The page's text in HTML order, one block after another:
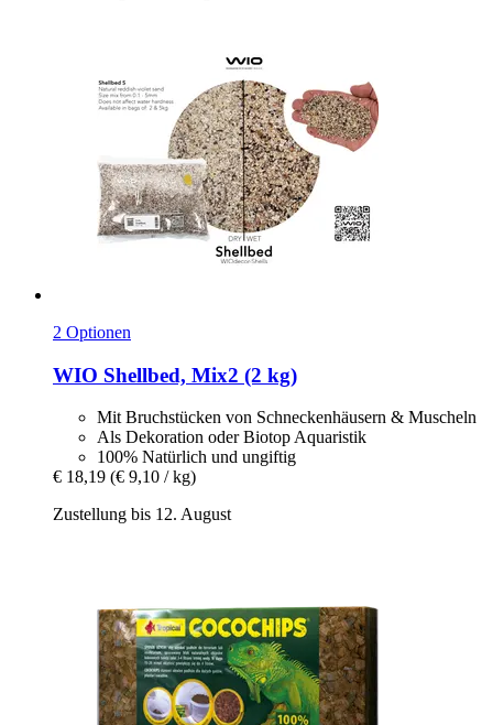
2 Optionen
WIO Shellbed, Mix2 (2 kg)
Mit Bruchstücken von Schneckenhäusern & Muscheln
Als Dekoration oder Biotop Aquaristik
100% Natürlich und ungiftig
€ 18,19 (€ 9,10 / kg)
Zustellung bis 12. August